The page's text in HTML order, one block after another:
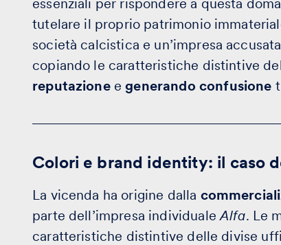
essenziali per rispondere a questa
tutelare il proprio patrimonio
società calcistica e un’impresa
copiando le caratteristiche distintive
reputazioneegenerando confusione
Colori e brand identity: il caso
La vicenda ha origine dalla
parte dell’impresa individualeAlfa. Le
caratteristiche distintive delle divise